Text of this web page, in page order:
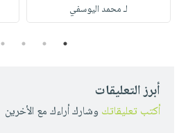
لـ محمد اليوسفي
1
2
3
4
أبرز التعليقات
أكتب تعليقاتك وشارك أراءك مع الأخرين